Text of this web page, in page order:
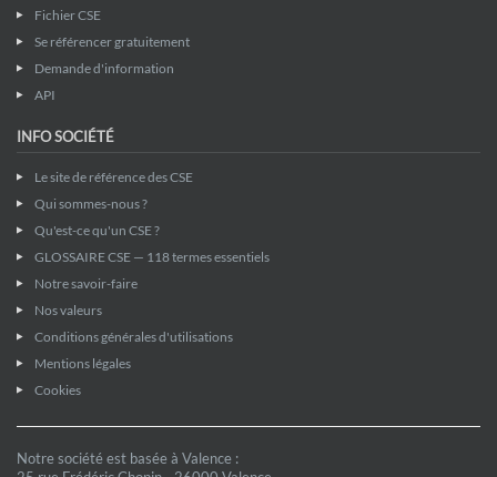
Fichier CSE
Se référencer gratuitement
Demande d'information
API
INFO SOCIÉTÉ
Le site de référence des CSE
Qui sommes-nous ?
Qu'est-ce qu'un CSE ?
GLOSSAIRE CSE — 118 termes essentiels
Notre savoir-faire
Nos valeurs
Conditions générales d'utilisations
Mentions légales
Cookies
Notre société est basée à Valence :